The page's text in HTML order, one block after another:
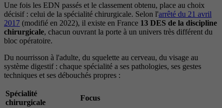
Une fois les EDN passés et le classement obtenu, place au choix
décisif : celui de la spécialité chirurgicale. Selon l'arrêté du 21 avril
2017 (modifié en 2022), il existe en France 13 DES de la discipline
chirurgicale, chacun ouvrant la porte à un univers très différent du
bloc opératoire.
Du nourrisson à l'adulte, du squelette au cerveau, du visage au
système digestif : chaque spécialité a ses pathologies, ses gestes
techniques et ses débouchés propres :
Spécialité
chirurgicale
Focus